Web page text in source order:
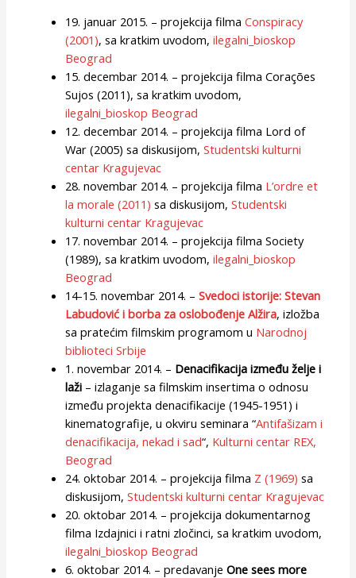
19. januar 2015. – projekcija filma Conspiracy
(2001), sa kratkim uvodom, ilegalni_bioskop
Beograd
15. decembar 2014. – projekcija filma Corações
Sujos (2011), sa kratkim uvodom,
ilegalni_bioskop Beograd
12. decembar 2014. – projekcija filma Lord of
War (2005) sa diskusijom, Studentski kulturni
centar Kragujevac
28. novembar 2014. – projekcija filma L’ordre et
la morale (2011) sa diskusijom, Studentski
kulturni centar Kragujevac
17. novembar 2014. – projekcija filma Society
(1989), sa kratkim uvodom, ilegalni_bioskop
Beograd
14-15. novembar 2014. – Svedoci istorije: Stevan
Labudović i borba za oslobođenje Alžira, izložba
sa pratećim filmskim programom u Narodnoj
biblioteci Srbije
1. novembar 2014. – Denacifikacija između želje i
laži– izlaganje sa filmskim insertima o odnosu
između projekta denacifikacije (1945-1951) i
kinematografije, u okviru seminara “Antifašizam i
denacifikacija, nekad i sad“, Kulturni centar REX,
Beograd
24. oktobar 2014. – projekcija filma Z (1969) sa
diskusijom, Studentski kulturni centar Kragujevac
20. oktobar 2014. – projekcija dokumentarnog
filma Izdajnici i ratni zločinci, sa kratkim uvodom,
ilegalni_bioskop Beograd
6. oktobar 2014. – predavanje One sees more